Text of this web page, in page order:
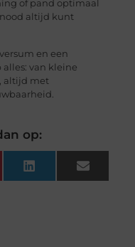
of pand optimaal
altijd kunt
en een
alles: van kleine
altijd met
op:
LinkedIn Email